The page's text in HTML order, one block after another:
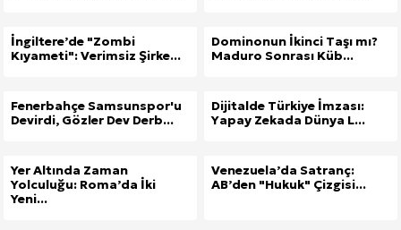
İngiltere’de "Zombi
Kıyameti": Verimsiz Şirke...
Dominonun İkinci Taşı mı?
Maduro Sonrası Küb...
Fenerbahçe Samsunspor'u
Devirdi, Gözler Dev Derb...
Dijitalde Türkiye İmzası:
Yapay Zekada Dünya L...
Yer Altında Zaman
Yolculuğu: Roma’da İki
Yeni...
Venezuela’da Satranç:
AB’den "Hukuk" Çizgisi...